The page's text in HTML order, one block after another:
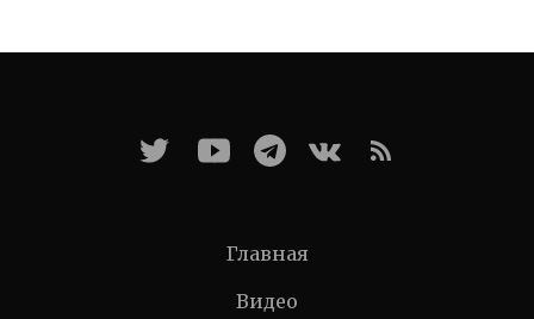
Главная
Видео